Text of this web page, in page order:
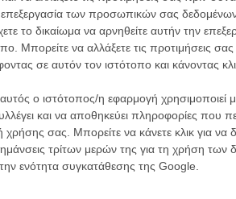
των προσωπικών σας δεδομένων
το δικαίωμα να αρνηθείτε αυτήν την
Μπορείτε να αλλάξετε τις προτιμήσεις
σε αυτόν τον ιστότοπο και κάνοντας
ο ιστότοπος/η εφαρμογή χρησιμοποιεί
και να αποθηκεύει πληροφορίες που
σας. Μπορείτε να κάνετε κλικ για να
τρίτων μερών της για τη χρήση
ενότητα συγκατάθεσης της Google.
Τζον Γουέλς.
Σουάρεζ, πρωταγωνίστρια του Πέδρο
που Κατοικώ». Γεννημένη το 1988 στη
ως η κόρη του Αντόνιο Μπαντέρας στο
βραβεία Γκόγια.
Chopard είναι ακόμα πιο γνωστός. Ο
στο «Αλογο του Πολέμου» και